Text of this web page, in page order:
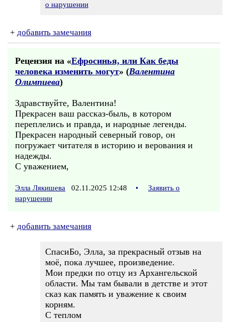
о нарушении
+ добавить замечания
Рецензия на «Ефросинья, или Как беды
человека изменить могут» (Валентина
Олимпиева)
Здравствуйте, Валентина!
Прекрасен ваш рассказ-быль, в котором
переплелись и правда, и народные легенды.
Прекрасен народный северный говор, он
погружает читателя в историю и верования и
надежды.
С уважением,
Элла Лякишева 02.11.2025 12:48 •
Заявить о
нарушении
+ добавить замечания
СпасиБо, Элла, за прекрасный отзыв на
моё, пока лучшее, произведение.
Мои предки по отцу из Архангельской
области. Мы там бывали в детстве и этот
сказ как память и уважение к своим
корням.
С теплом